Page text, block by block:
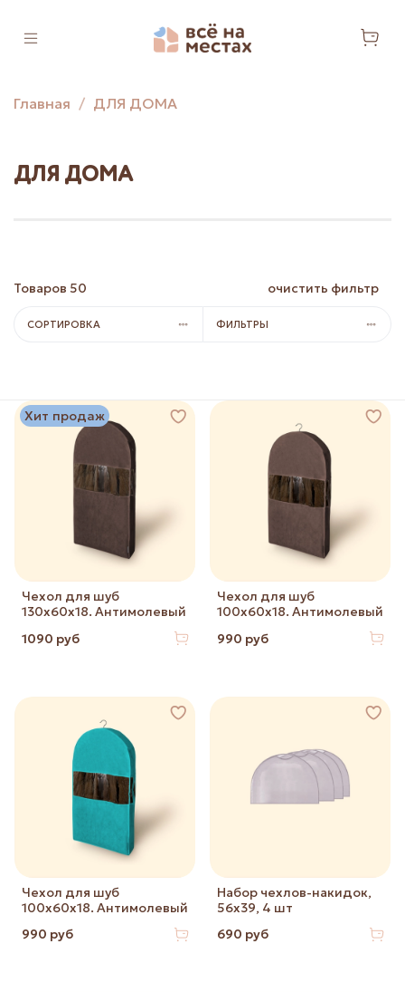
Главная ДЛЯ ДОМА
ДЛЯ ДОМА
Товаров 50 очистить фильтр
СОРТИРОВКА ФИЛЬТРЫ
Хит продаж
Чехол для шуб
130х60х18. Антимолевый
1090 руб
Чехол для шуб
100х60х18. Антимолевый
990 руб
Чехол для шуб
100х60х18. Антимолевый
990 руб
Набор чехлов-накидок,
56х39, 4 шт
690 руб